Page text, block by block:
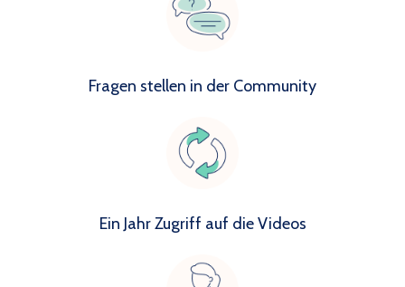
Fragen stellen in der Community
Ein Jahr Zugriff auf die Videos